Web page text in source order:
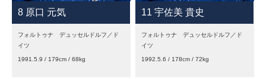
8 原口 元気
フォルトゥナ デュッセルドルフ／ド
イツ
1991.5.9 / 179cm / 68kg
11 宇佐美 貴史
フォルトゥナ デュッセルドルフ／ド
イツ
1992.5.6 / 178cm / 72kg